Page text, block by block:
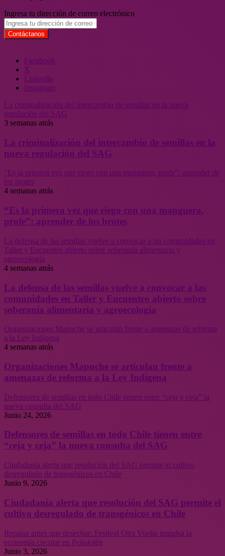
Ingresa tu dirección de correo electrónico
Facebook
X
LinkedIn
Instagram
La criminalización del intercambio de semillas en la nueva
regulación del SAG
3 semanas atrás
La criminalización del intercambio de semillas en la
nueva regulación del SAG
“Es la primera vez que riego con una manguera, profe”: aprender de
los brotes
4 semanas atrás
“Es la primera vez que riego con una manguera,
profe”: aprender de los brotes
La defensa de las semillas vuelve a convocar a las comunidades en
Taller y Encuentro abierto sobre soberanía alimentaria y
agroecología
4 semanas atrás
La defensa de las semillas vuelve a convocar a las
comunidades en Taller y Encuentro abierto sobre
soberanía alimentaria y agroecología
Organizaciones Mapuche se articulan frente a amenazas de reforma
a la Ley Indígena
4 semanas atrás
Organizaciones Mapuche se articulan frente a
amenazas de reforma a la Ley Indígena
Defensores de semillas en todo Chile tienen entre “ceja y ceja” la
nueva consulta del SAG
Junio 24, 2026
Defensores de semillas en todo Chile tienen entre
“ceja y ceja” la nueva consulta del SAG
Ciudadanía alerta que resolución del SAG permite el cultivo
desregulado de transgénicos en Chile
Junio 9, 2026
Ciudadanía alerta que resolución del SAG permite el
cultivo desregulado de transgénicos en Chile
Reparar antes que desechar: Festival Otra Vuelta impulsa la
economía circular en Peñalolén
Junio 3, 2026